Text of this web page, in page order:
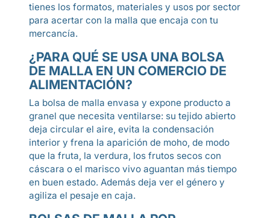
tienes los formatos, materiales y usos por sector
para acertar con la malla que encaja con tu
mercancía.
¿PARA QUÉ SE USA UNA BOLSA
DE MALLA EN UN COMERCIO DE
ALIMENTACIÓN?
La bolsa de malla envasa y expone producto a
granel que necesita ventilarse: su tejido abierto
deja circular el aire, evita la condensación
interior y frena la aparición de moho, de modo
que la fruta, la verdura, los frutos secos con
cáscara o el marisco vivo aguantan más tiempo
en buen estado. Además deja ver el género y
agiliza el pesaje en caja.